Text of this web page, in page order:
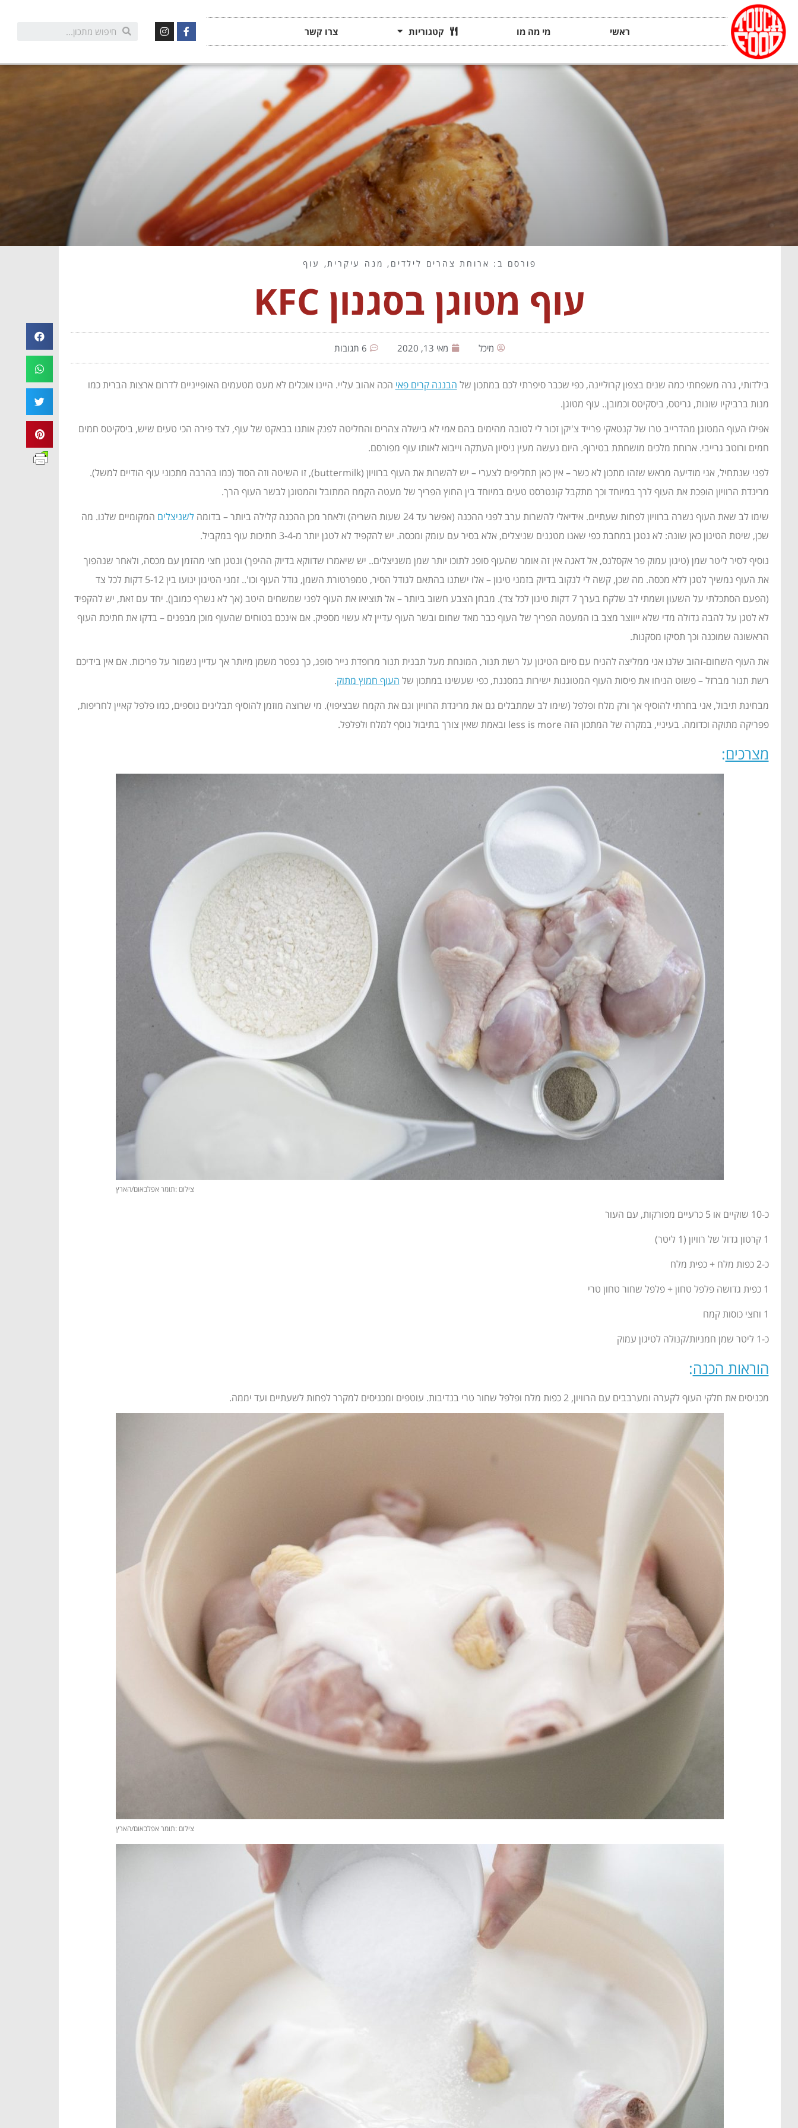
ראשי מי מה מו קטגוריות צרו קשר
פורסם ב: ארוחת צהרים לילדים , מנה עיקרית, עוף
עוף מטוגן בסגנון KFC
מיכל מאי 13, 2020 6 תגובות
בילדותי, גרה משפחתי כמה שנים בצפון קרוליינה, כפי שכבר סיפרתי לכם במתכון של הבננה קרים פאי הכה אהוב עליי. היינו אוכלים לא מעט מטעמים האופייניים לדרום ארצות הברית כמו
מנות ברביקיו שונות, גריטס, ביסקיטס וכמובן.. עוף מטוגן.
אפילו העוף המטוגן מהדרייב טרו של קנטאקי פרייד צ'יקן זכור לי לטובה מהימים בהם אמי לא בישלה צהרים והחליטה לפנק אותנו בבאקט של עוף, לצד פירה הכי טעים שיש, ביסקיטס חמים
חמים ורוטב גרייבי. ארוחת מלכים מושחתת בטירוף. היום נעשה מעין ניסיון העתקה וייבוא לאותו עוף מפורסם.
לפני שנתחיל, אני מודיעה מראש שזהו מתכון לא כשר – אין כאן תחליפים לצערי – יש להשרות את העוף ברוויון (buttermilk), זו השיטה וזה הסוד (כמו בהרבה מתכוני עוף הודיים למשל).
מרינדת הרוויון הופכת את העוף לרך במיוחד וכך מתקבל קונטרסט טעים במיוחד בין החוץ הפריך של מעטה הקמח המתובל והמטוגן לבשר העוף הרך.
שימו לב שאת העוף נשרה ברוויון לפחות שעתיים. אידיאלי להשרות ערב לפני ההכנה (אפשר עד 24 שעות השריה) ולאחר מכן ההכנה קלילה ביותר – בדומה
לשניצלים המקומיים שלנו. מה
שכן, שיטת הטיגון כאן שונה: לא נטגן במחבת כפי שאנו מטגנים שניצלים, אלא בסיר עם עומק ומכסה. יש להקפיד לא לטגן יותר מ-3-4 חתיכות עוף במקביל.
נוסיף לסיר ליטר שמן (טיגון עמוק פר אקסלנס, אל דאגה אין זה אומר שהעוף סופג לתוכו יותר שמן משניצלים.. יש שיאמרו שדווקא בדיוק ההיפך) ונטגן חצי מהזמן עם מכסה, ולאחר שנהפוך
את העוף נמשיך לטגן ללא מכסה. מה שכן, קשה לי לנקוב בדיוק בזמני טיגון – אלו ישתנו בהתאם לגודל הסיר, טמפרטורת השמן, גודל העוף וכו'.. זמני הטיגון ינועו בין 5-12 דקות לכל צד
(הפעם הסתכלתי על השעון ושמתי לב שלקח בערך 7 דקות טיגון לכל צד). מבחן הצבע חשוב ביותר – אל תוציאו את העוף לפני שמשחים היטב (אך לא נשרף כמובן). יחד עם זאת, יש להקפיד
לא לטגן על להבה גדולה מדי שלא ייווצר מצב בו המעטה הפריך של העוף כבר מאד שחום ובשר העוף עדיין לא עשוי מספיק. אם אינכם בטוחים שהעוף מוכן מבפנים – בדקו את חתיכת העוף
הראשונה שמוכנה וכך תסיקו מסקנות.
את העוף השחום-זהוב שלנו אני ממליצה להניח עם סיום הטיגון על רשת תנור, המונחת מעל תבנית תנור מרופדת נייר סופג, כך נפטר משמן מיותר אך עדיין נשמור על פריכות. אם אין בידיכם
רשת תנור מברזל – פשוט הניחו את פיסות העוף המטוגנות ישירות במסננת, כפי שעשינו במתכון של העוף חמוץ מתוק.
מבחינת תיבול, אני בחרתי להוסיף אך ורק מלח ופלפל (שימו לב שמתבלים גם את מרינדת הרוויון וגם את הקמח שבציפוי). מי שרוצה מוזמן להוסיף תבלינים נוספים, כמו פלפל קאיין לחריפות,
פפריקה מתוקה וכדומה. בעיניי, במקרה של המתכון הזה less is more ובאמת שאין צורך בתיבול נוסף למלח ולפלפל.
מצרכים:
צילום :תומר אפלבאום/הארץ
כ-10 שוקיים או 5 כרעיים מפורקות, עם העור
1 קרטון גדול של רוויון (1 ליטר)
כ-2 כפות מלח + כפית מלח
1 כפית גדושה פלפל טחון + פלפל שחור טחון טרי
1 וחצי כוסות קמח
כ-1 ליטר שמן חמניות/קנולה לטיגון עמוק
הוראות הכנה:
מכניסים את חלקי העוף לקערה ומערבבים עם הרוויון, 2 כפות מלח ופלפל שחור טרי בנדיבות. עוטפים ומכניסים למקרר לפחות לשעתיים ועד יממה.
צילום :תומר אפלבאום/הארץ